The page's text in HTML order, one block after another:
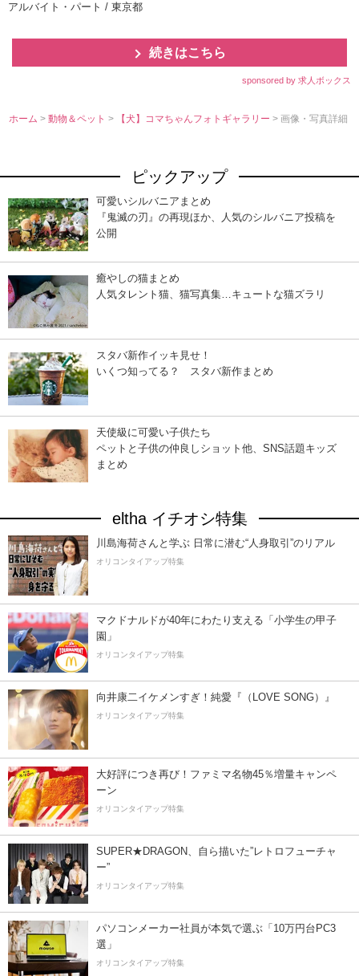
アルバイト・パート / 東京都
続きはこちら
sponsored by 求人ボックス
ホーム >動物＆ペット> 【犬】コマちゃんフォトギャラリー> 画像・写真詳細
ピックアップ
可愛いシルバニアまとめ
『鬼滅の刃』の再現ほか、人気のシルバニア投稿を
公開
癒やしの猫まとめ
人気タレント猫、猫写真集…キュートな猫ズラリ
スタバ新作イッキ見せ！
いくつ知ってる？ スタバ新作まとめ
天使級に可愛い子供たち
ペットと子供の仲良しショット他、SNS話題キッズ
まとめ
eltha イチオシ特集
川島海荷さんと学ぶ 日常に潜む“人身取引”のリアル
オリコンタイアップ特集
マクドナルドが40年にわたり支える「小学生の甲子
園」
オリコンタイアップ特集
向井康二イケメンすぎ！純愛『（LOVE SONG）』
オリコンタイアップ特集
大好評につき再び！ファミマ名物45％増量キャンペ
ーン
オリコンタイアップ特集
SUPER★DRAGON、自ら描いた”レトロフューチャ
ー”
オリコンタイアップ特集
パソコンメーカー社員が本気で選ぶ「10万円台PC3
選」
オリコンタイアップ特集